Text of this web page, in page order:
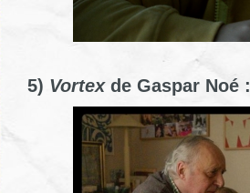
5) Vortexde Gaspar Noé :